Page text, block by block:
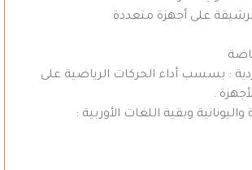
على أجهزة متعددة
: بسسب أداء الحركات الرياضية على
.
واليونانية وبقية اللغات الأوربية :